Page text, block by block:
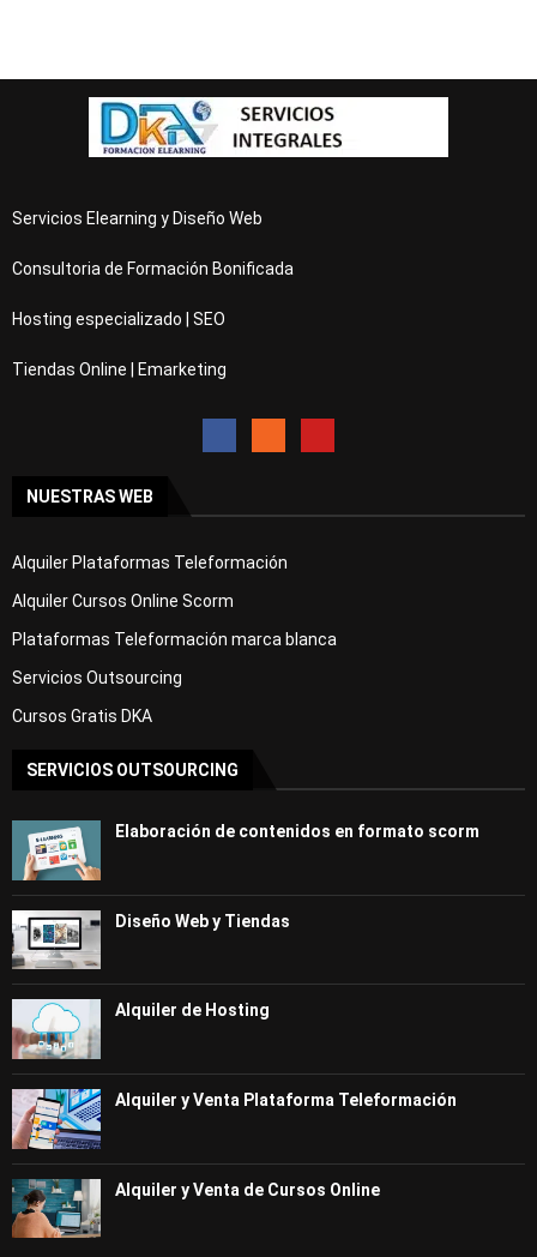
Servicios Elearning y Diseño Web
Consultoria de Formación Bonificada
Hosting especializado | SEO
Tiendas Online | Emarketing
NUESTRAS WEB
Alquiler Plataformas Teleformación
Alquiler Cursos Online Scorm
Plataformas Teleformación marca blanca
Servicios Outsourcing
Cursos Gratis DKA
SERVICIOS OUTSOURCING
Elaboración de contenidos en formato scorm
Diseño Web y Tiendas
Alquiler de Hosting
Alquiler y Venta Plataforma Teleformación
Alquiler y Venta de Cursos Online